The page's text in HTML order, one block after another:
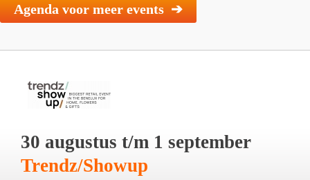
Agenda voor meer events ➔
30 augustus t/m 1 september
Trendz/Showup